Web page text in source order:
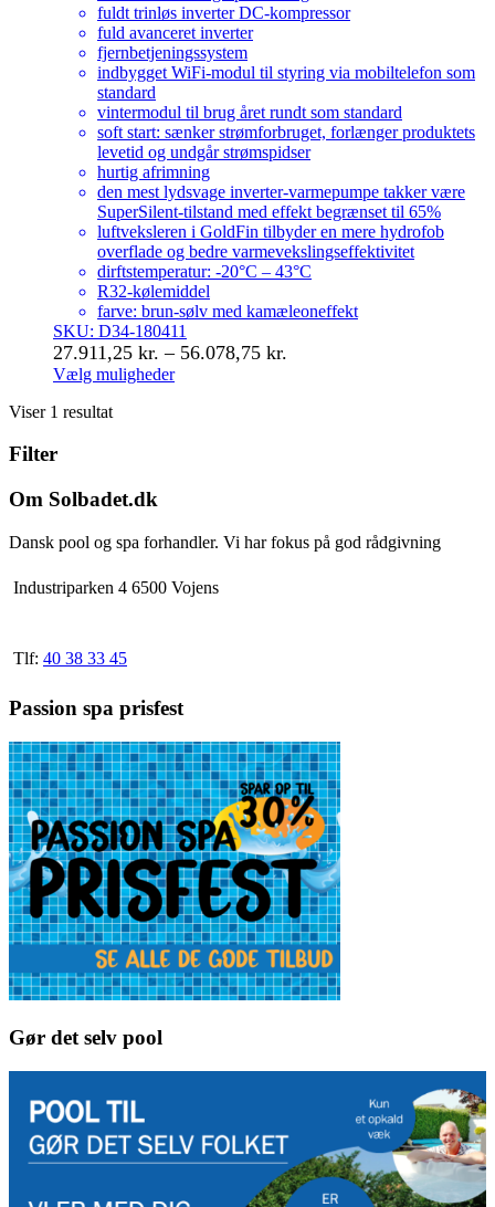
fuldt trinløs inverter DC-kompressor
fuld avanceret inverter
fjernbetjeningssystem
indbygget WiFi-modul til styring via mobiltelefon som
standard
vintermodul til brug året rundt som standard
soft start: sænker strømforbruget, forlænger produktets
levetid og undgår strømspidser
hurtig afrimning
den mest lydsvage inverter-varmepumpe takker være
SuperSilent-tilstand med effekt begrænset til 65%
luftveksleren i GoldFin tilbyder en mere hydrofob
overflade og bedre varmevekslingseffektivitet
dirftstemperatur: -20°C – 43°C
R32-kølemiddel
farve: brun-sølv med kamæleoneffekt
SKU: D34-180411
27.911,25 kr. – 56.078,75 kr.
Vælg muligheder
vare
flere
Mulighederne
kan
vælges
på
Viser 1 resultat
Filter
Om Solbadet.dk
Dansk pool og spa forhandler. Vi har fokus på god rådgivning
Industriparken 4 6500 Vojens
Tlf: 40 38 33 45
Passion spa prisfest
Gør det selv pool